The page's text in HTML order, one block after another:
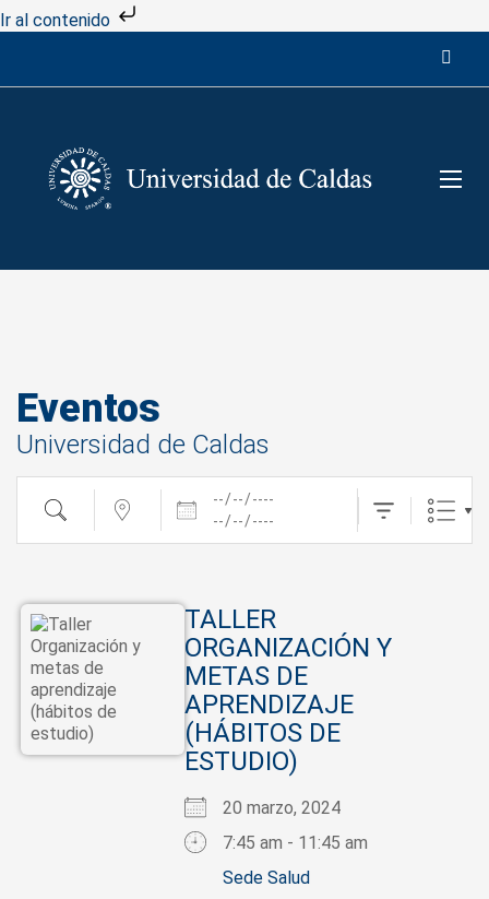
Ir al contenido
Eventos
Universidad de Caldas
Buscar cerca... Fechas
TALLER
ORGANIZACIÓN Y
METAS DE
APRENDIZAJE
(HÁBITOS DE
ESTUDIO)
20 marzo, 2024
7:45 am - 11:45 am
Sede Salud